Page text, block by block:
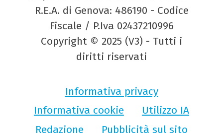
R.E.A. di Genova: 486190 - Codice
Fiscale / P.Iva 02437210996
Copyright © 2025 (V3) - Tutti i
diritti riservati
Informativa privacy
Informativa cookie
Utilizzo IA
Redazione
Pubblicità sul sito